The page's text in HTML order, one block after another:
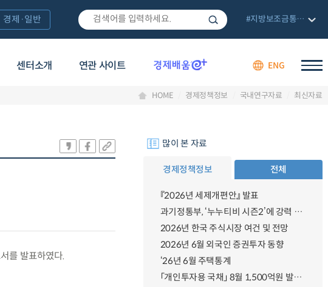
센터소개 연관 사이트 ENG
경제·일반 #지방보조금통합관리망
HOME 경제정책정보 국내연구자료 최신자료
를 발표하였다.
많이 본 자료
경제정책정보 전체
『2026년 세제개편안』 발표
과기정통부, ‘누누티비 시즌2’에 강력 대응 의지 밝혀
2026년 한국 주식시장 여건 및 전망
2026년 6월 외국인 증권투자 동향
‘26년 6월 주택통계
「개인투자용 국채」 8월 1,500억원 발행 예정